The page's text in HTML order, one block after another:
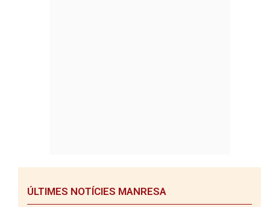
ÚLTIMES NOTÍCIES MANRESA